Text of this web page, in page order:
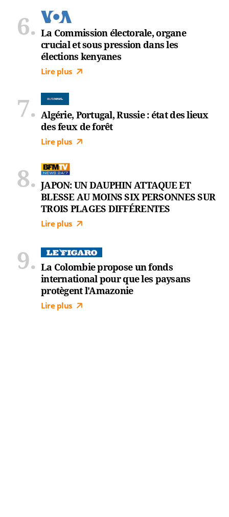
La Commission électorale, organe
crucial et sous pression dans les
élections kenyanes
Lire plus
Algérie, Portugal, Russie : état des lieux
des feux de forêt
Lire plus
JAPON: UN DAUPHIN ATTAQUE ET
BLESSE AU MOINS SIX PERSONNES SUR
TROIS PLAGES DIFFÉRENTES
Lire plus
La Colombie propose un fonds
international pour que les paysans
protègent l'Amazonie
Lire plus